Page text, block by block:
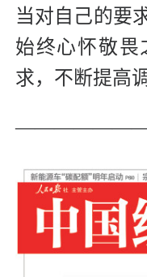
当对自己的要
始终心怀敬畏
求，不断提高